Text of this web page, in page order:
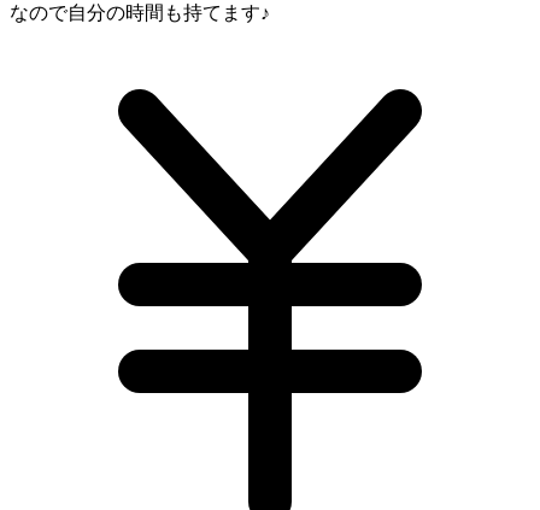
なので自分の時間も持てます♪